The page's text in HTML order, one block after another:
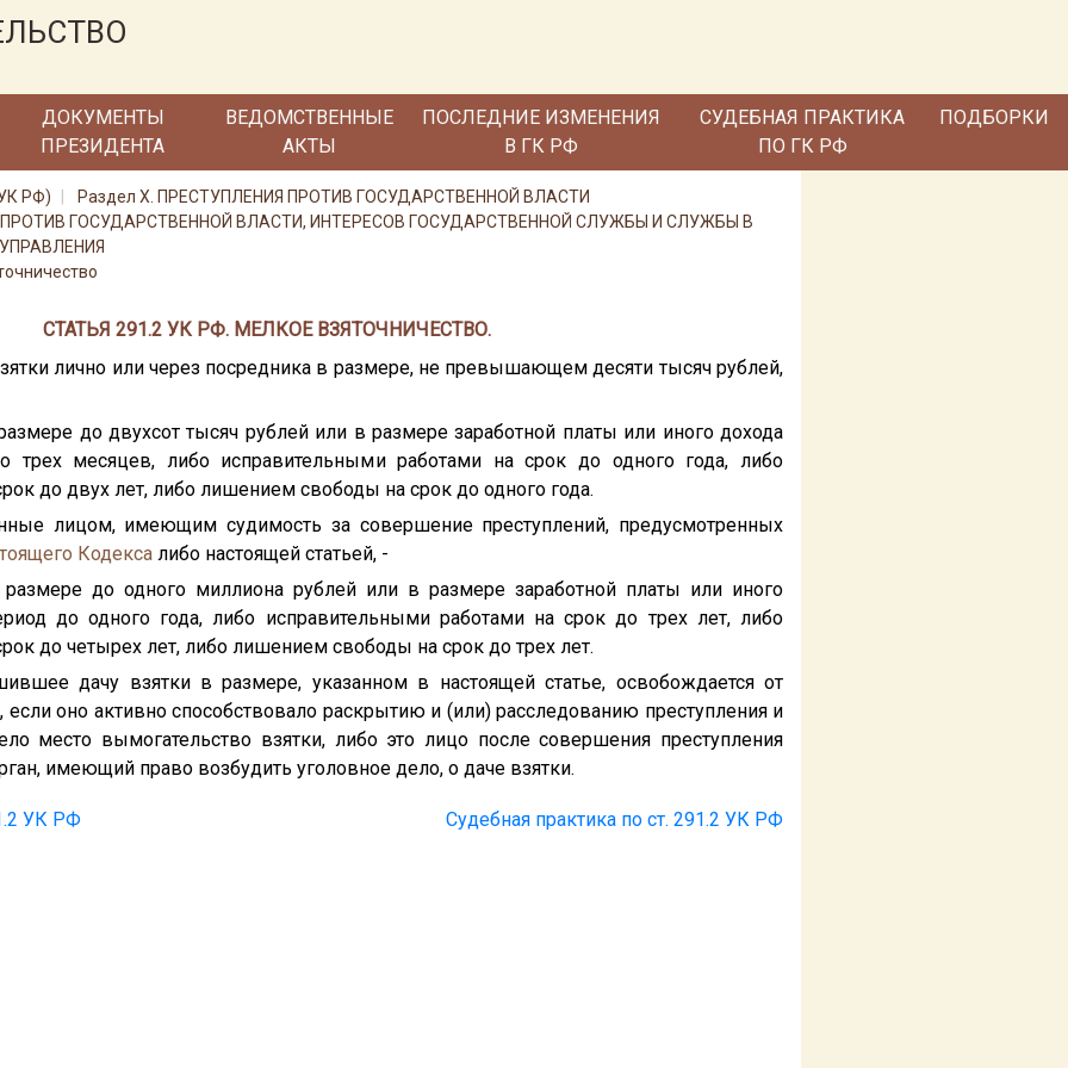
ДОКУМЕНТЫ
ПРЕЗИДЕНТА
ВЕДОМСТВЕННЫЕ
АКТЫ
ПОСЛЕДНИЕ ИЗМЕНЕНИЯ
В ГК РФ
СУДЕБНАЯ ПРАКТИКА
ПО ГК РФ
ПОДБОРКИ
РФ)
Раздел X. ПРЕСТУПЛЕНИЯ ПРОТИВ ГОСУДАРСТВЕННОЙ ВЛАСТИ
ПРОТИВ ГОСУДАРСТВЕННОЙ ВЛАСТИ, ИНТЕРЕСОВ ГОСУДАРСТВЕННОЙ СЛУЖБЫ И СЛУЖБЫ В
СТАТЬЯ 291.2 УК РФ. МЕЛКОЕ ВЗЯТОЧНИЧЕСТВО.
лично или через посредника в размере, не превышающем десяти тысяч рублей,
до двухсот тысяч рублей или в размере заработной платы или иного дохода
трех месяцев, либо исправительными работами на срок до одного года, либо
до двух лет, либо лишением свободы на срок до одного года.
лицом, имеющим судимость за совершение преступлений, предусмотренных
Кодекса либо настоящей статьей, -
до одного миллиона рублей или в размере заработной платы или иного
до одного года, либо исправительными работами на срок до трех лет, либо
до четырех лет, либо лишением свободы на срок до трех лет.
дачу взятки в размере, указанном в настоящей статье, освобождается от
если оно активно способствовало раскрытию и (или) расследованию преступления и
место вымогательство взятки, либо это лицо после совершения преступления
имеющий право возбудить уголовное дело, о даче взятки.
УК РФ Судебная практика по ст. 291.2 УК РФ